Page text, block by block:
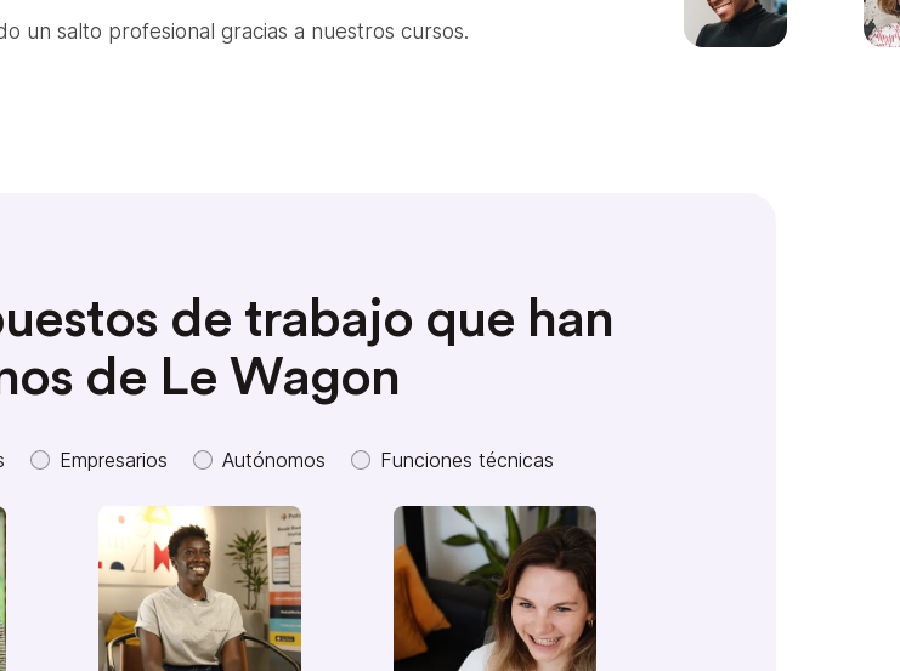
un salto profesional gracias a nuestros cursos.
de trabajo que han
de Le Wagon
Empresarios Autónomos Funciones técnicas